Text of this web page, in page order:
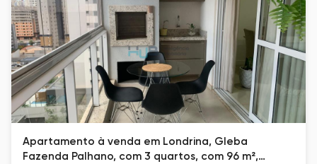
Apartamento à venda em Londrina, Gleba
Fazenda Palhano, com 3 quartos, com 96 m²,